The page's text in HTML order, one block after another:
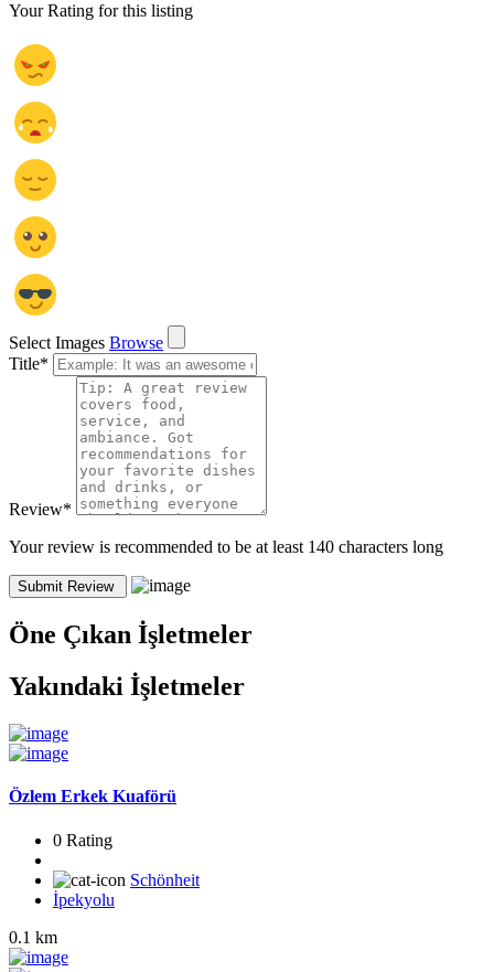
Your Rating for this listing
Select Images Browse
Title*
Review*
Your review is recommended to be at least 140 characters long
Öne Çıkan İşletmeler
Yakındaki İşletmeler
Özlem Erkek Kuaförü
0 Rating
Schönheit
İpekyolu
0.1 km